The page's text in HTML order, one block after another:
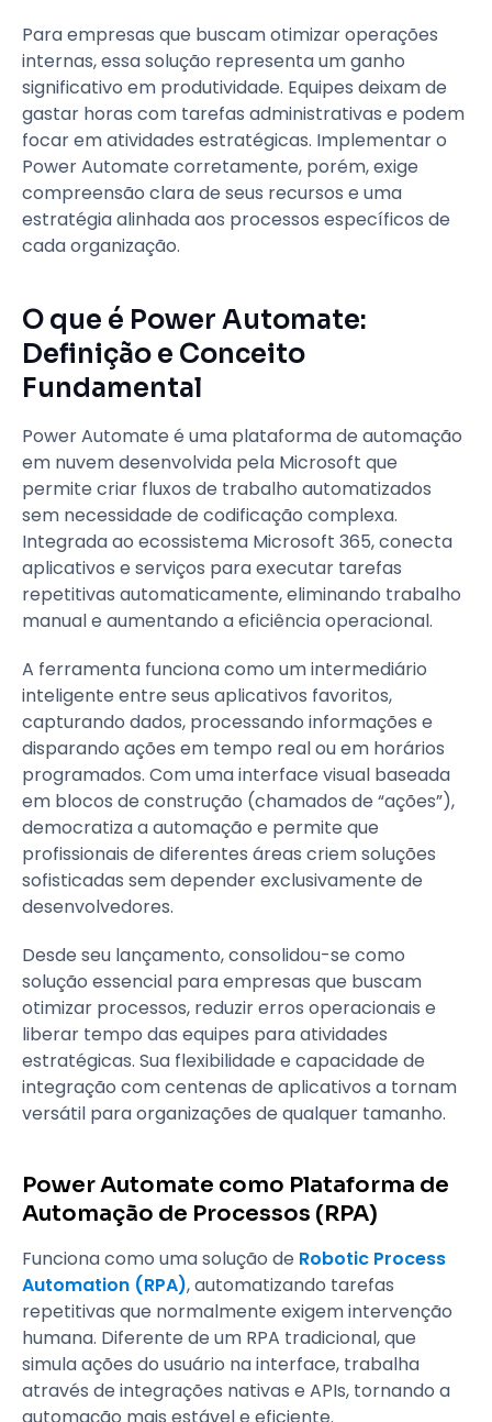
Para empresas que buscam otimizar operações
internas, essa solução representa um ganho
significativo em produtividade. Equipes deixam de
gastar horas com tarefas administrativas e podem
focar em atividades estratégicas. Implementar o
Power Automate corretamente, porém, exige
compreensão clara de seus recursos e uma
estratégia alinhada aos processos específicos de
cada organização.
O que é Power Automate:
Definição e Conceito
Fundamental
Power Automate é uma plataforma de automação
em nuvem desenvolvida pela Microsoft que
permite criar fluxos de trabalho automatizados
sem necessidade de codificação complexa.
Integrada ao ecossistema Microsoft 365, conecta
aplicativos e serviços para executar tarefas
repetitivas automaticamente, eliminando trabalho
manual e aumentando a eficiência operacional.
A ferramenta funciona como um intermediário
inteligente entre seus aplicativos favoritos,
capturando dados, processando informações e
disparando ações em tempo real ou em horários
programados. Com uma interface visual baseada
em blocos de construção (chamados de “ações”),
democratiza a automação e permite que
profissionais de diferentes áreas criem soluções
sofisticadas sem depender exclusivamente de
desenvolvedores.
Desde seu lançamento, consolidou-se como
solução essencial para empresas que buscam
otimizar processos, reduzir erros operacionais e
liberar tempo das equipes para atividades
estratégicas. Sua flexibilidade e capacidade de
integração com centenas de aplicativos a tornam
versátil para organizações de qualquer tamanho.
Power Automate como Plataforma de
Automação de Processos (RPA)
Funciona como uma solução de Robotic Process
Automation (RPA), automatizando tarefas
repetitivas que normalmente exigem intervenção
humana. Diferente de um RPA tradicional, que
simula ações do usuário na interface, trabalha
através de integrações nativas e APIs, tornando a